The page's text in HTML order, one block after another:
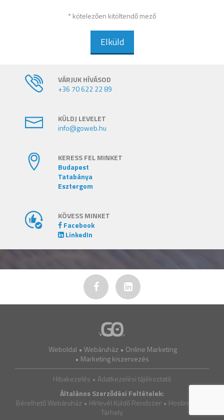
* kötelezően kitöltendő mező
Elküld
VÁRJUK HÍVÁSOD
+36 70 622 22 89
KÜLDJ LEVELET
info@goweb.hu
KERESS FEL MINKET
Budapest
Tatabánya
Esztergom
KÖVESS MINKET
Facebook
LinkedIn
Weboldal • Webáruház • Online Marketing
• Marketing kiszervezés
Hibakezelés • Adatkezelési tájékoztató
Általános Szerződési Feltételek:
Bérelhető Webáruház • Hírlevél Küldő Rendszer • Hosting, VPS,
Tárhely